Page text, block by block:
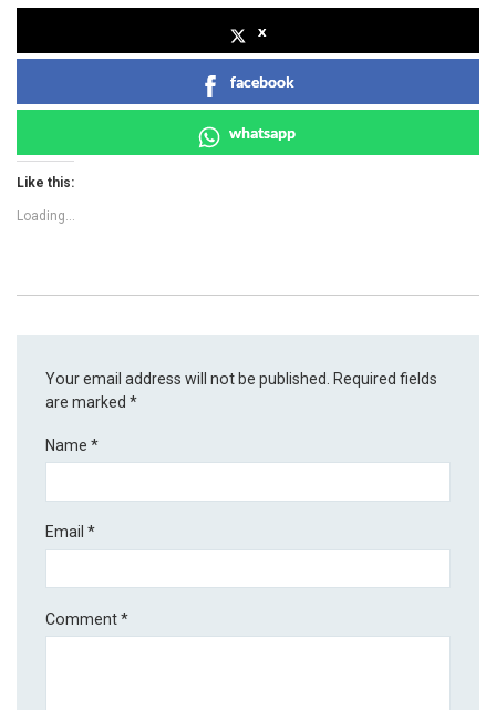
x
facebook
whatsapp
Like this:
Loading...
Your email address will not be published. Required fields
are marked*
Name*
Email*
Comment*